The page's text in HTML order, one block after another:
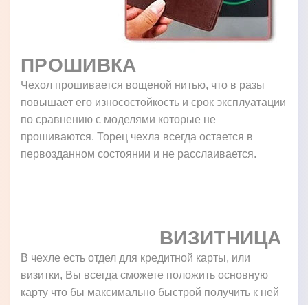
ПРОШИВКА
Чехол прошивается вощеной нитью, что в разы
повышает его износостойкость и срок эксплуатации
по сравнению с моделями которые не
прошиваются. Торец чехла всегда остается в
первозданном состоянии и не расслаивается.
ВИЗИТНИЦА
В чехле есть отдел для кредитной карты, или
визитки, Вы всегда сможете положить основную
карту что бы максимально быстрой получить к ней